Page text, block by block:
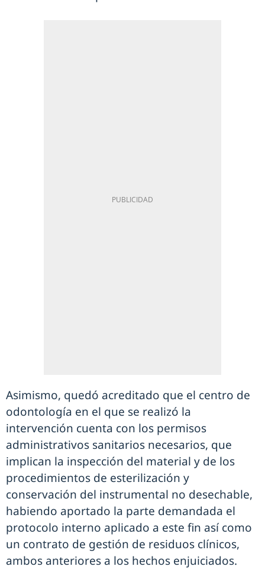
Asimismo, quedó acreditado que el centro de
odontología en el que se realizó la
intervención cuenta con los permisos
administrativos sanitarios necesarios, que
implican la inspección del material y de los
procedimientos de esterilización y
conservación del instrumental no desechable,
habiendo aportado la parte demandada el
protocolo interno aplicado a este fin así como
un contrato de gestión de residuos clínicos,
ambos anteriores a los hechos enjuiciados.